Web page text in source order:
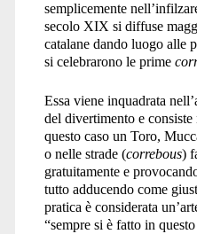
semplicemente
secolo XIX si diffuse
catalane dando luogo alle
si celebrarono le prime
Essa viene inquadrata
del divertimento e
questo caso un Toro,
o nelle strade (correbous)
gratuitamente e
tutto adducendo come
pratica è considerata
“sempre si è fatto in